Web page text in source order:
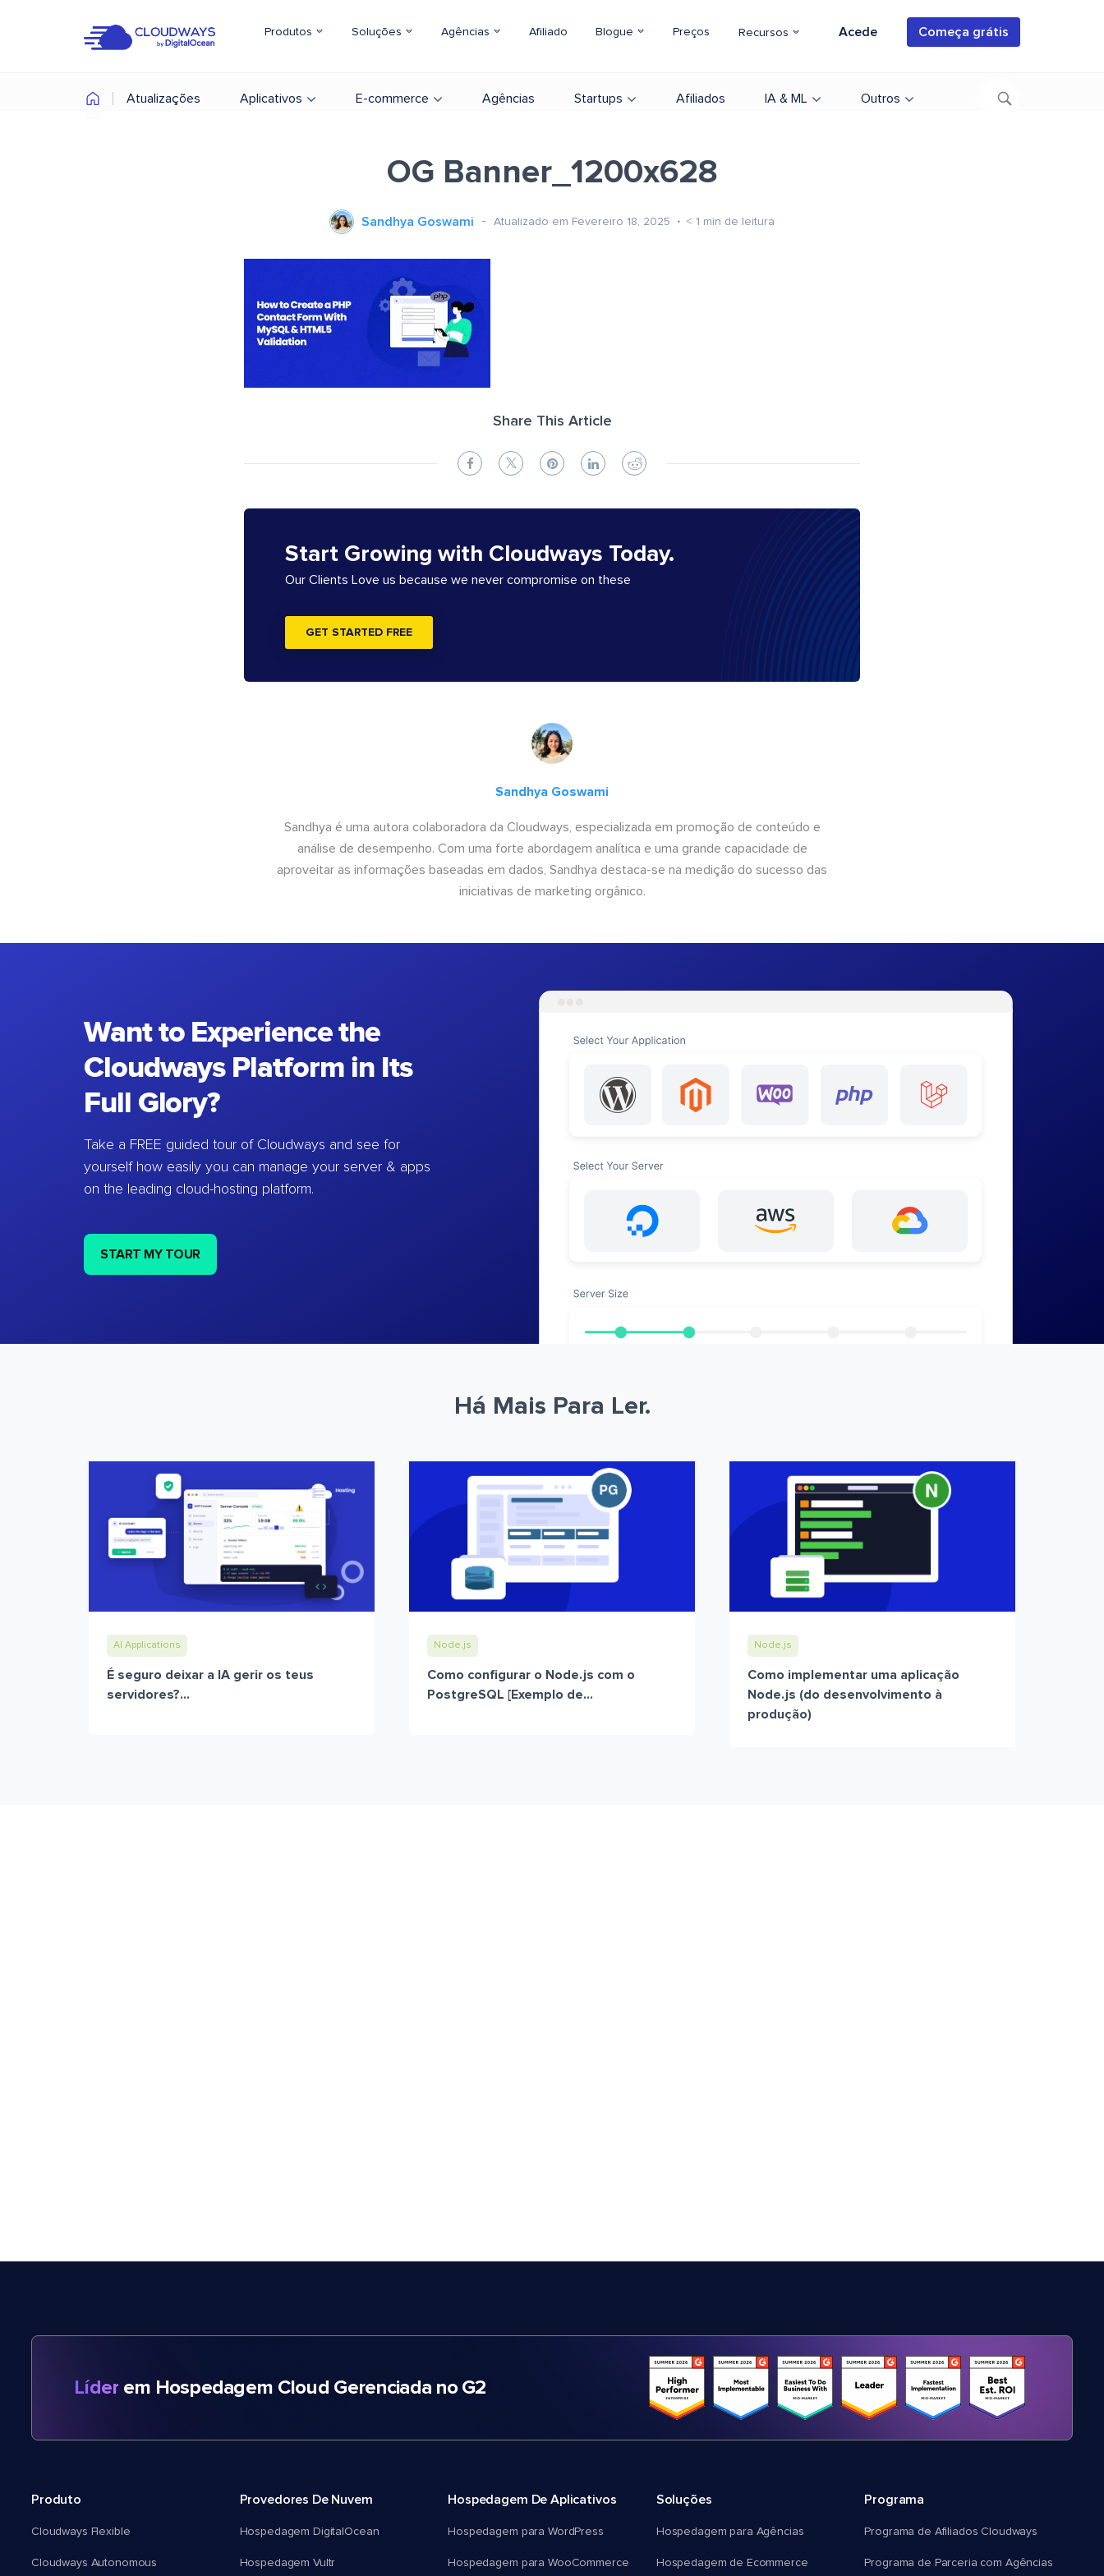
Produtos Soluções Agências Afiliado Blogue Preços Recursos Acede Começa grátis
Atualizações Aplicativos E-commerce Agências Startups Afiliados IA & ML Outros
OG Banner_1200x628
Sandhya Goswami Atualizado em Fevereiro 18, 2025 < 1 min de leitura
Share This Article
Start Growing with Cloudways Today.
Our Clients Love us because we never compromise on these
GET STARTED FREE
Sandhya Goswami
Sandhya é uma autora colaboradora da Cloudways, especializada em promoção de conteúdo e
análise de desempenho. Com uma forte abordagem analítica e uma grande capacidade de
aproveitar as informações baseadas em dados, Sandhya destaca-se na medição do sucesso das
iniciativas de marketing orgânico.
Want to Experience the
Cloudways Platform in Its
Full Glory?
Take a FREE guided tour of Cloudways and see for
yourself how easily you can manage your server & apps
on the leading cloud-hosting platform.
START MY TOUR
Há Mais Para Ler.
AI Applications
É seguro deixar a IA gerir os teus
servidores?...
Node.js
Como configurar o Node.js com o
PostgreSQL [Exemplo de...
Node.js
Como implementar uma aplicação
Node.js (do desenvolvimento à
produção)
Líder em Hospedagem Cloud Gerenciada no G2
Produto
Cloudways Flexible
Cloudways Autonomous
Provedores De Nuvem
Hospedagem DigitalOcean
Hospedagem Vultr
Hospedagem De Aplicativos
Hospedagem para WordPress
Hospedagem para WooCommerce
Soluções
Hospedagem para Agências
Hospedagem de Ecommerce
Programa
Programa de Afiliados Cloudways
Programa de Parceria com Agências